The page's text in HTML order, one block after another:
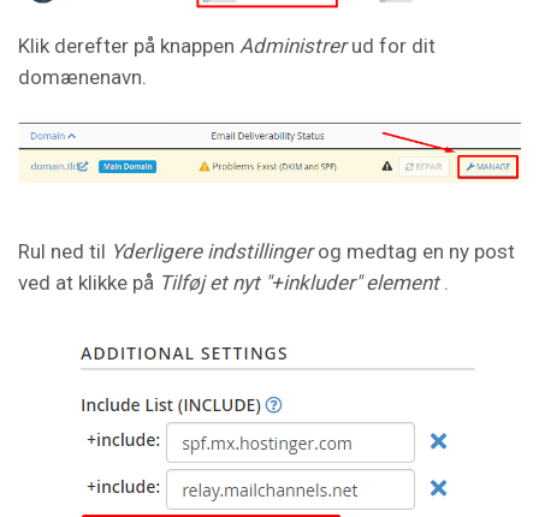
Klik derefter på knappen Administrerud for dit
domænenavn.
Rul ned til Yderligere indstillingerog medtag en ny post
ved at klikke på Tilføj et nyt "+inkluder" element.